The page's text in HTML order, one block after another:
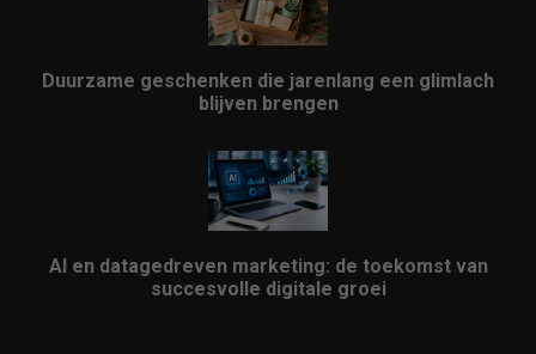
Duurzame geschenken die jarenlang een glimlach
blijven brengen
AI en datagedreven marketing: de toekomst van
succesvolle digitale groei